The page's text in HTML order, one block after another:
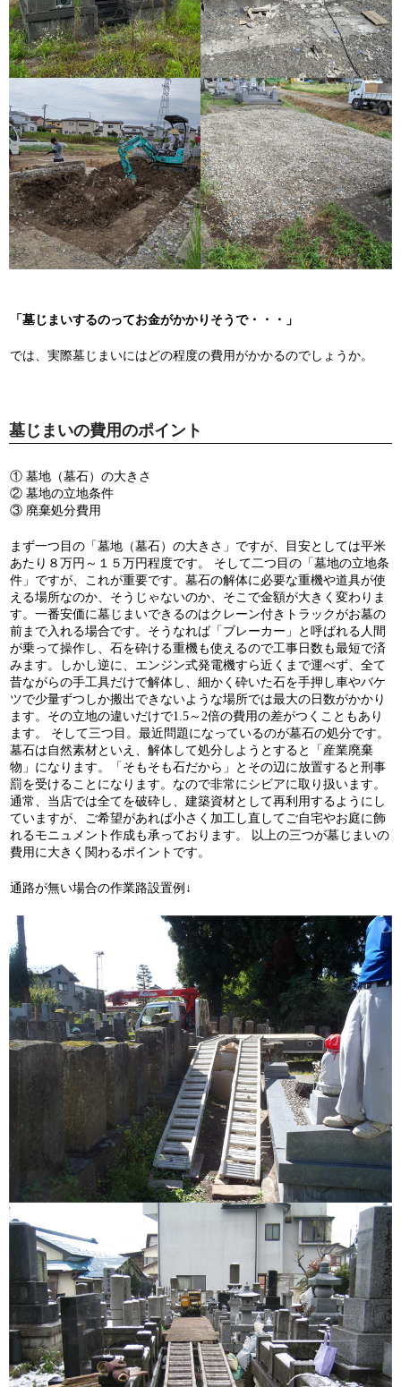
「墓じまいするのってお金がかかりそうで・・・」
では、実際墓じまいにはどの程度の費用がかかるのでしょうか。
墓じまいの費用のポイント
① 墓地（墓石）の大きさ
② 墓地の立地条件
③ 廃棄処分費用
まず一つ目の「墓地（墓石）の大きさ」ですが、目安としては平米
あたり８万円～１５万円程度です。 そして二つ目の「墓地の立地条
件」ですが、これが重要です。墓石の解体に必要な重機や道具が使
える場所なのか、そうじゃないのか、そこで金額が大きく変わりま
す。一番安価に墓じまいできるのはクレーン付きトラックがお墓の
前まで入れる場合です。そうなれば「ブレーカー」と呼ばれる人間
が乗って操作し、石を砕ける重機も使えるので工事日数も最短で済
みます。しかし逆に、エンジン式発電機すら近くまで運べず、全て
昔ながらの手工具だけで解体し、細かく砕いた石を手押し車やバケ
ツで少量ずつしか搬出できないような場所では最大の日数がかかり
ます。その立地の違いだけで1.5～2倍の費用の差がつくこともあり
ます。 そして三つ目。最近問題になっているのが墓石の処分です。
墓石は自然素材といえ、解体して処分しようとすると「産業廃棄
物」になります。「そもそも石だから」とその辺に放置すると刑事
罰を受けることになります。なので非常にシビアに取り扱います。
通常、当店では全てを破砕し、建築資材として再利用するようにし
ていますが、ご希望があれば小さく加工し直してご自宅やお庭に飾
れるモニュメント作成も承っております。 以上の三つが墓じまいの
費用に大きく関わるポイントです。
通路が無い場合の作業路設置例↓